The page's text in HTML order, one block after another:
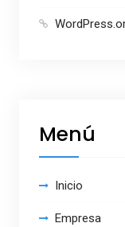
Menú
Inicio
Empresa